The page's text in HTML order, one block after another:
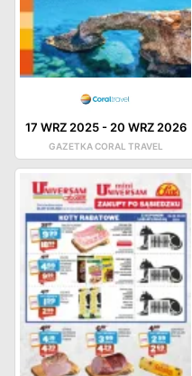
17 WRZ 2025- 20 WRZ 2026
GAZETKA CORAL TRAVEL